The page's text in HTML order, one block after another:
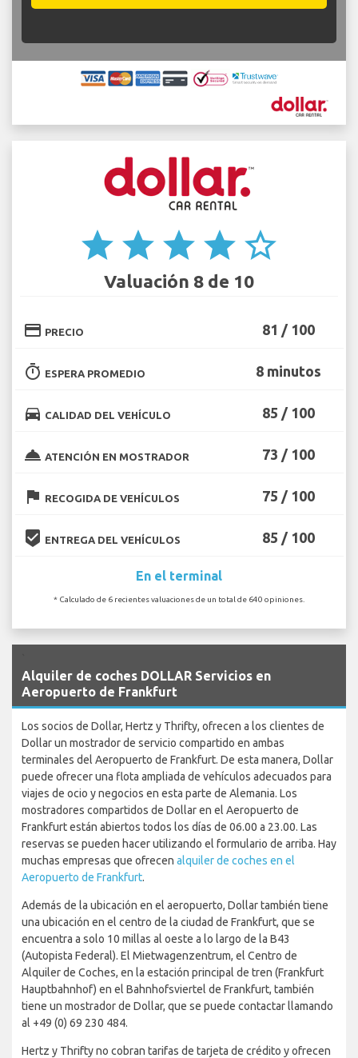
star star star star star_border
Valuación 8 de 10
credit_card PRECIO 81 / 100
timer ESPERA PROMEDIO 8 minutos
directions_car CALIDAD DEL VEHÍCULO 85 / 100
room_service ATENCIÓN EN MOSTRADOR 73 / 100
flag RECOGIDA DE VEHÍCULOS 75 / 100
beenhere ENTREGA DEL VEHÍCULOS 85 / 100
En el terminal
* Calculado de 6 recientes valuaciones de un total de 640 opiniones.
Alquiler de coches DOLLAR Servicios en
Aeropuerto de Frankfurt
Los socios de Dollar, Hertz y Thrifty, ofrecen a los clientes de
Dollar un mostrador de servicio compartido en ambas
terminales del Aeropuerto de Frankfurt. De esta manera, Dollar
puede ofrecer una flota ampliada de vehículos adecuados para
viajes de ocio y negocios en esta parte de Alemania. Los
mostradores compartidos de Dollar en el Aeropuerto de
Frankfurt están abiertos todos los días de 06.00 a 23.00. Las
reservas se pueden hacer utilizando el formulario de arriba. Hay
muchas empresas que ofrecen alquiler de coches en el
Aeropuerto de Frankfurt.
Además de la ubicación en el aeropuerto, Dollar también tiene
una ubicación en el centro de la ciudad de Frankfurt, que se
encuentra a solo 10 millas al oeste a lo largo de la B43
(Autopista Federal). El Mietwagenzentrum, el Centro de
Alquiler de Coches, en la estación principal de tren (Frankfurt
Hauptbahnhof) en el Bahnhofsviertel de Frankfurt, también
tiene un mostrador de Dollar, que se puede contactar llamando
al +49 (0) 69 230 484.
Hertz y Thrifty no cobran tarifas de tarjeta de crédito y ofrecen